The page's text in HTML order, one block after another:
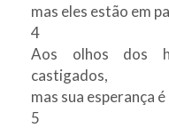
mas eles estão em
4
Aos olhos dos
castigados,
mas sua esperança
5